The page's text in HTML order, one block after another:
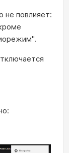
не повлияет: